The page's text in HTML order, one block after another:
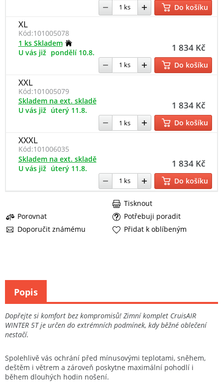
Do košíku
XL
Kód:101005078
1 834 Kč
1 ks Skladem
U vás již pondělí 10.8.
Do košíku
XXL
Kód:101005079
1 834 Kč
Skladem na ext. skladě
U vás již úterý 11.8.
Do košíku
XXXL
Kód:101006035
1 834 Kč
Skladem na ext. skladě
U vás již úterý 11.8.
Do košíku
Porovnat
Potřebuji poradit
Doporučit známému
Tisknout
Přidat k oblíbeným
Dopřejte si komfort bez kompromisů! Zimní komplet CruisAIR
WINTER 5T je určen do extrémních podmínek, kdy běžné oblečení
nestačí.
Spolehlivě vás ochrání před mínusovými teplotami, sněhem,
deštěm i větrem a zároveň poskytne maximální pohodlí i
během dlouhých hodin nošení.
Popis